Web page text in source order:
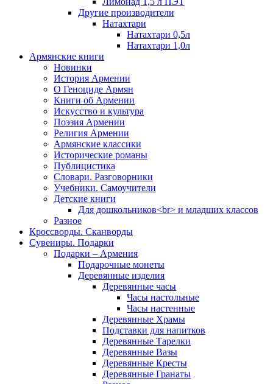
Другие производители
Натахтари
Натахтари 0,5л
Натахтари 1,0л
Армянские книги
Новинки
История Армении
О Геноциде Армян
Книги об Армении
Иcкусство и культура
Поэзия Армении
Религия Армении
Армянские классики
Исторические романы
Публицистика
Словари. Разговорники
Учебники. Самоучители
Детские книги
Для дошкольников<br> и младших классов
Разное
Кроссворды. Сканворды
Сувениры. Подарки
Подарки – Армения
Подарочные монеты
Деревянные изделия
Деревянные часы
Часы настольные
Часы настенные
Деревянные Храмы
Подставки для напитков
Деревянные Тарелки
Деревянные Вазы
Деревянные Кресты
Деревянные Гранаты